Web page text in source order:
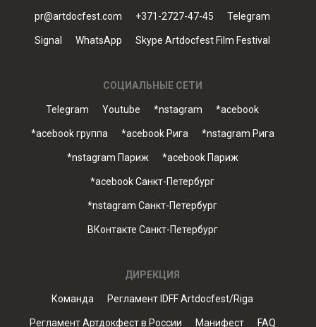
pr@artdocfest.com +371-2727-47-45 Telegram
Signal WhatsApp Skype Artdocfest Film Festival
СОЦИАЛЬНЫЕ СЕТИ
Telegram Youtube *nstagram *acebook
*acebook группа *acebook Рига *nstagram Рига
*nstagram Париж *acebook Париж
*acebook Санкт-Петербург
*nstagram Санкт-Петербург
ВКонтакте Санкт-Петербург
ДИРЕКЦИЯ
Команда Регламент IDFF Artdocfest/Riga
Регламент Артдокфест в России Манифест FAQ